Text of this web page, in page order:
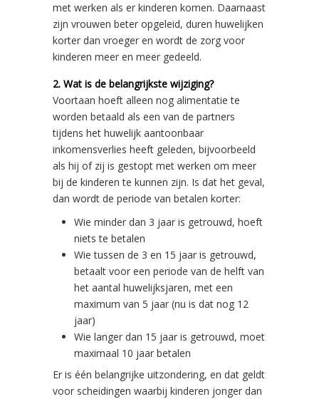
met werken als er kinderen komen. Daarnaast
zijn vrouwen beter opgeleid, duren huwelijken
korter dan vroeger en wordt de zorg voor
kinderen meer en meer gedeeld.
2. Wat is de belangrijkste wijziging?
Voortaan hoeft alleen nog alimentatie te
worden betaald als een van de partners
tijdens het huwelijk aantoonbaar
inkomensverlies heeft geleden, bijvoorbeeld
als hij of zij is gestopt met werken om meer
bij de kinderen te kunnen zijn. Is dat het geval,
dan wordt de periode van betalen korter:
Wie minder dan 3 jaar is getrouwd, hoeft
niets te betalen
Wie tussen de 3 en 15 jaar is getrouwd,
betaalt voor een periode van de helft van
het aantal huwelijksjaren, met een
maximum van 5 jaar (nu is dat nog 12
jaar)
Wie langer dan 15 jaar is getrouwd, moet
maximaal 10 jaar betalen
Er is één belangrijke uitzondering, en dat geldt
voor scheidingen waarbij kinderen jonger dan